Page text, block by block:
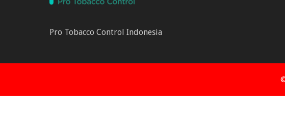
Pro Tobacco Control Indonesia